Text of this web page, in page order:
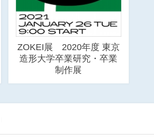
ZOKEI展 2020年度 東京
造形大学卒業研究・卒業
制作展